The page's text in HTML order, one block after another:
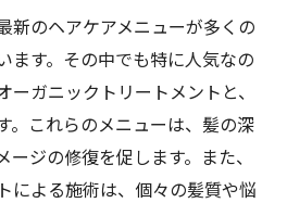
新のヘアケアメニューが多くの
ます。その中でも特に人気なの
ガニックトリートメントと、
。これらのメニューは、髪の深
ジの修復を促します。また、
による施術は、個々の髪質や悩